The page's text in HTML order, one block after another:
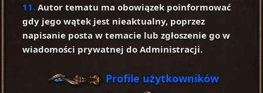
11. Autor tematu ma obowiązek poinformować
gdy jego wątek jest nieaktualny, poprzez
napisanie posta w temacie lub zgłoszenie go w
wiadomości prywatnej do Administracji.
Profile użytkowników